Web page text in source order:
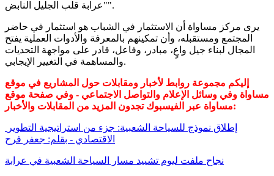
"عرابة قلب الجليل النابض".
يرى مركز مساواة أن الاستثمار في الشباب هو استثمار في حاضر
المجتمع ومستقبله، وأن تمكينهم بالمعرفة والأدوات العملية يفتح
المجال لبناء جيل واعٍ، مبادر، وفاعل، قادر على مواجهة التحديات
والمساهمة في التغيير الإيجابي.
إليكم مجموعة روابط لأخبار ومقابلات حول المشاريع في موقع
مساواة وفي وسائل الإعلام والتواصل الاجتماعي - وفي صفحة موقع
مساواة عبر الفيسبوك تجدون المزيد من المقابلات والأخبار:
الاقتصادي - بقلم: جعفر فرح
نجاح ملفت ليوم تشييد مسار السياحة الشعبية في عرابة